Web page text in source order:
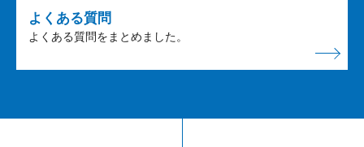
よくある質問
よくある質問をまとめました。